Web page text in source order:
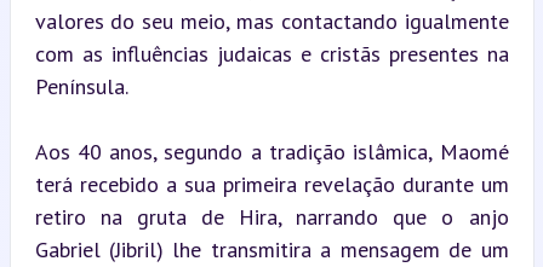
valores do seu meio, mas contactando igualmente
com as influências judaicas e cristãs presentes na
Península.
Aos 40 anos, segundo a tradição islâmica, Maomé
terá recebido a sua primeira revelação durante um
retiro na gruta de Hira, narrando que o anjo
Gabriel (Jibril) lhe transmitira a mensagem de um